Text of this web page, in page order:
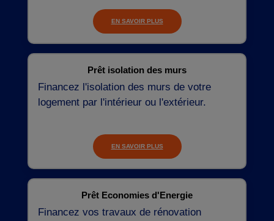
EN SAVOIR PLUS
Prêt isolation des murs
Financez l'isolation des murs de votre
logement par l'intérieur ou l'extérieur.
EN SAVOIR PLUS
Prêt Economies d'Energie
Financez vos travaux de rénovation